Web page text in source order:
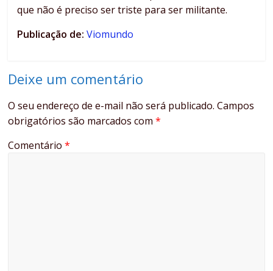
que não é preciso ser triste para ser militante.
Publicação de:Viomundo
Deixe um comentário
O seu endereço de e-mail não será publicado. Campos
obrigatórios são marcados com*
Comentário*